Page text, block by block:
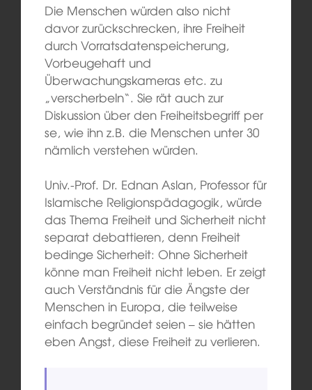
Die Menschen würden also nicht
davor zurückschrecken, ihre Freiheit
durch Vorratsdatenspeicherung,
Vorbeugehaft und
Überwachungskameras etc. zu
„verscherbeln“. Sie rät auch zur
Diskussion über den Freiheitsbegriff per
se, wie ihn z.B. die Menschen unter 30
nämlich verstehen würden.
Univ.-Prof. Dr. Ednan Aslan, Professor für
Islamische Religionspädagogik, würde
das Thema Freiheit und Sicherheit nicht
separat debattieren, denn Freiheit
bedinge Sicherheit: Ohne Sicherheit
könne man Freiheit nicht leben. Er zeigt
auch Verständnis für die Ängste der
Menschen in Europa, die teilweise
einfach begründet seien – sie hätten
eben Angst, diese Freiheit zu verlieren.